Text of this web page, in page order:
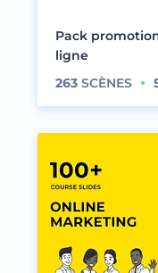
Pack
ligne
263 SCÈNES